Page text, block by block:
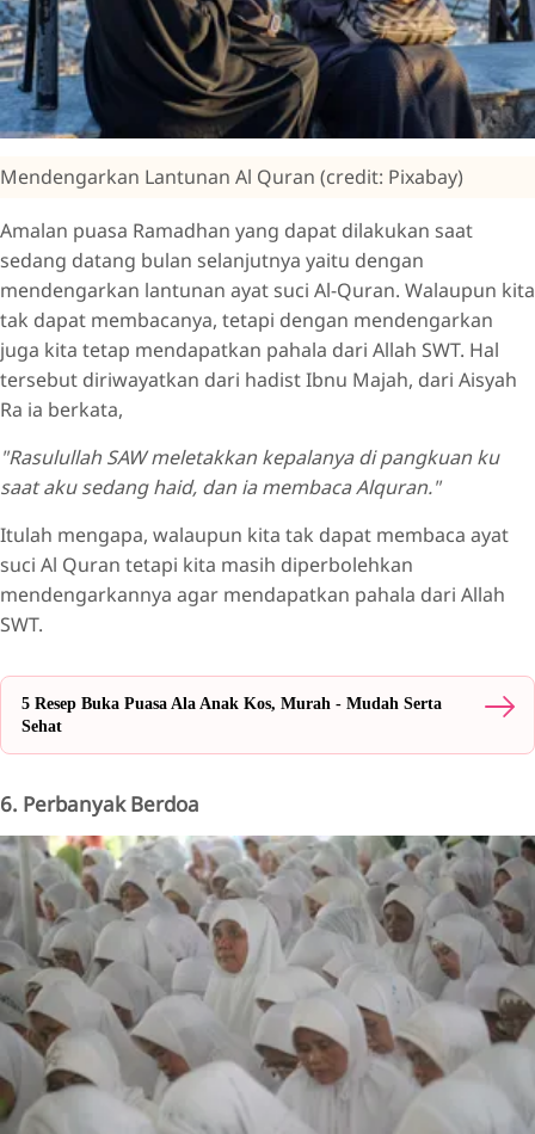
Mendengarkan Lantunan Al Quran (credit: Pixabay)
Amalan puasa Ramadhan yang dapat dilakukan saat
sedang datang bulan selanjutnya yaitu dengan
mendengarkan lantunan ayat suci Al-Quran. Walaupun kita
tak dapat membacanya, tetapi dengan mendengarkan
juga kita tetap mendapatkan pahala dari Allah SWT. Hal
tersebut diriwayatkan dari hadist Ibnu Majah, dari Aisyah
Ra ia berkata,
"Rasulullah SAW meletakkan kepalanya di pangkuan ku
saat aku sedang haid, dan ia membaca Alquran."
Itulah mengapa, walaupun kita tak dapat membaca ayat
suci Al Quran tetapi kita masih diperbolehkan
mendengarkannya agar mendapatkan pahala dari Allah
SWT.
5 Resep Buka Puasa Ala Anak Kos, Murah - Mudah Serta
Sehat
6. Perbanyak Berdoa